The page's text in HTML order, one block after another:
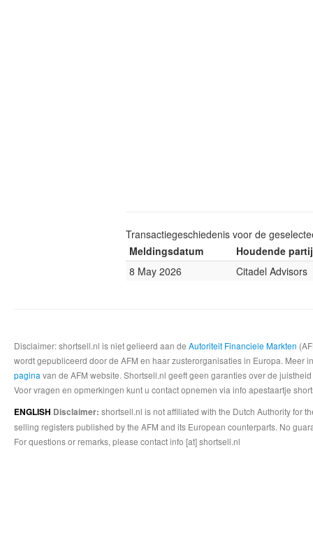
Transactiegeschiedenis voor de
Meldingsdatum
Houdende partij
8 May 2026
Citadel Advisors
Disclaimer: shortsell.nl is niet gelieerd aan de Autoriteit Financiele Markten
wordt gepubliceerd door de AFM en haar zusterorganisaties in Europa.
pagina van de AFM website. Shortsell.nl geeft geen garanties over de
Voor vragen en opmerkingen kunt u contact opnemen via info apestaartje
ENGLISH Disclaimer: shortsell.nl is not affiliated with the Dutch Authority for
selling registers published by the AFM and its European counterparts. No
For questions or remarks, please contact info [at] shortsell.nl